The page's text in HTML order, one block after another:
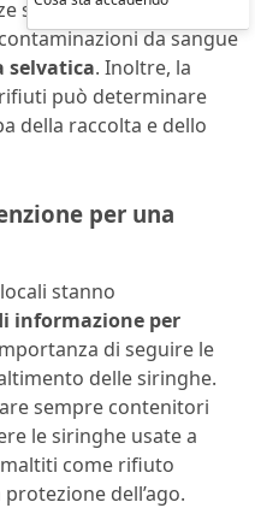
sia sul piano sanitario
da sangue
selvatica. Inoltre, la
può determinare
della raccolta e dello
per una
stanno
informazione per
di seguire le
delle siringhe.
sempre contenitori
le siringhe usate a
come rifiuto
dell’ago.